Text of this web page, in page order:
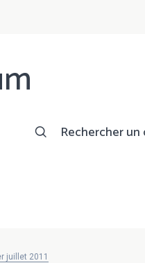
Rechercher
juillet 2011